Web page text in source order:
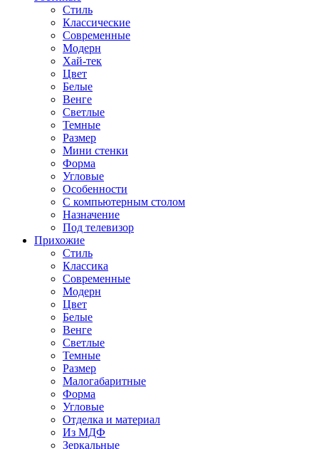
Стиль
Классические
Современные
Модерн
Хай-тек
Цвет
Белые
Венге
Светлые
Темные
Размер
Мини стенки
Форма
Угловые
Особенности
С компьютерным столом
Назначение
Под телевизор
Прихожие
Стиль
Классика
Современные
Модерн
Цвет
Белые
Венге
Светлые
Темные
Размер
Малогабаритные
Форма
Угловые
Отделка и материал
Из МДФ
Зеркальные